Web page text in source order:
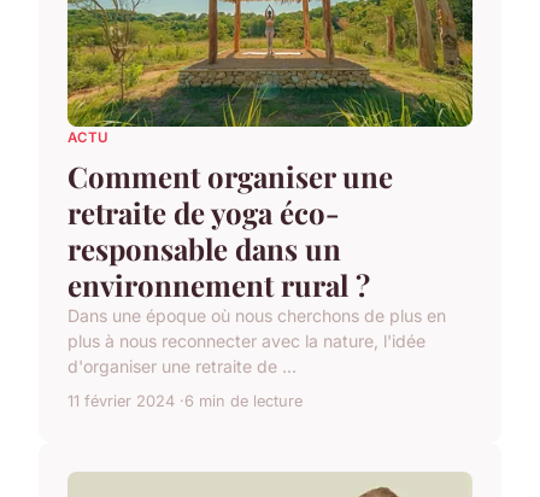
ACTU
Comment organiser une
retraite de yoga éco-
responsable dans un
environnement rural ?
Dans une époque où nous cherchons de plus en
plus à nous reconnecter avec la nature, l'idée
d'organiser une retraite de ...
11 février 2024 6 min de lecture